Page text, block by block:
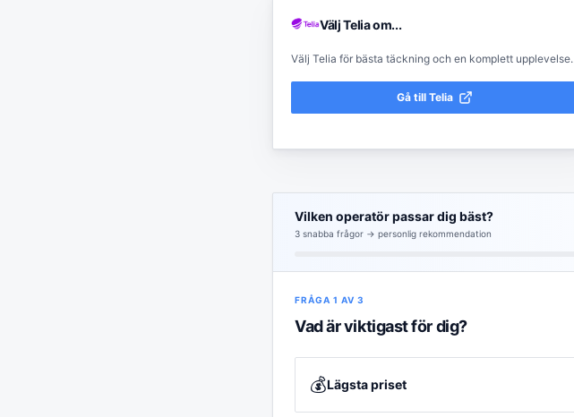
VäljTeliaom...
Välj Telia för bästa täckning och en komplett upplevelse.
Gå till Telia
Vilken operatör passar dig bäst?
3 snabba frågor → personlig rekommendation
FRÅGA 1 AV 3
Vad är viktigast för dig?
💰Lägsta priset